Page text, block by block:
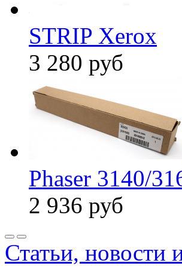
STRIP Xerox
3 280 руб
Phaser 3140/
2 936 руб
Статьи, новости